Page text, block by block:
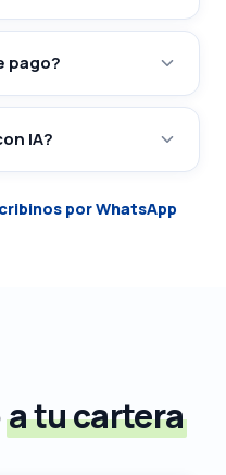
pago?
IA?
por WhatsApp
a tu cartera